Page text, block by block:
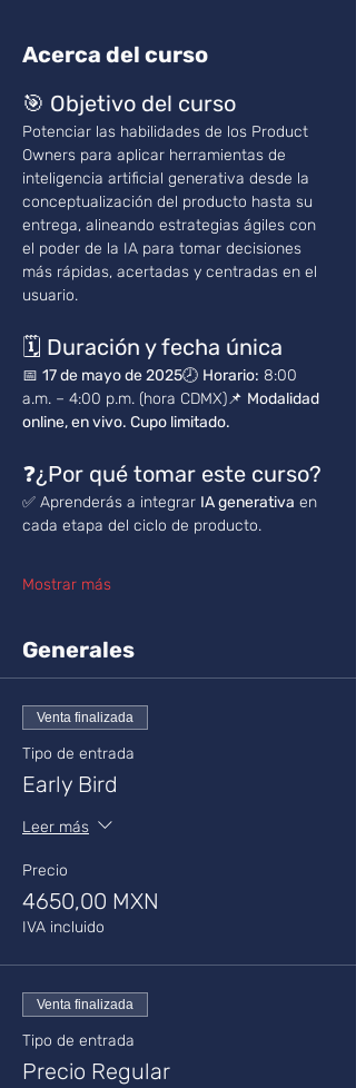
Acerca del curso
🎯 Objetivo del curso
Potenciar las habilidades de los Product
Owners para aplicar herramientas de
inteligencia artificial generativa desde la
conceptualización del producto hasta su
entrega, alineando estrategias ágiles con
el poder de la IA para tomar decisiones
más rápidas, acertadas y centradas en el
usuario.
🗓️ Duración y fecha única
📅 17 de mayo de 2025🕗 Horario: 8:00
a.m. – 4:00 p.m. (hora CDMX)📌 Modalidad
online, en vivo. Cupo limitado.
❓¿Por qué tomar este curso?
✅ Aprenderás a integrar IA generativa en
cada etapa del ciclo de producto.
Mostrar más
Generales
Venta finalizada
Tipo de entrada
Early Bird
Leer más
Precio
4650,00 MXN
IVA incluido
Venta finalizada
Tipo de entrada
Precio Regular